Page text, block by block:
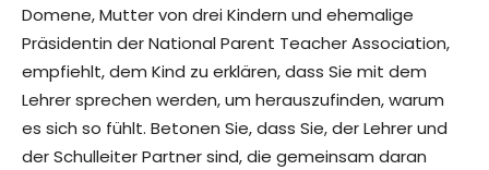
Domene, Mutter von drei Kindern und ehemalige
Präsidentin der National Parent Teacher Association,
empfiehlt, dem Kind zu erklären, dass Sie mit dem
Lehrer sprechen werden, um herauszufinden, warum
es sich so fühlt. Betonen Sie, dass Sie, der Lehrer und
der Schulleiter Partner sind, die gemeinsam daran